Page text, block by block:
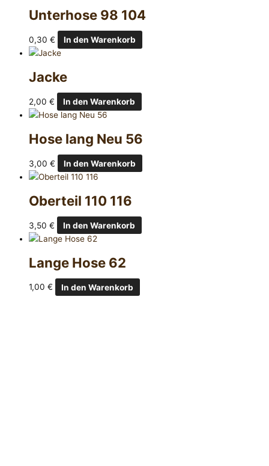
Unterhose 98 104
0,30 € In den Warenkorb
Jacke
2,00 € In den Warenkorb
Hose lang Neu 56
3,00 € In den Warenkorb
Oberteil 110 116
3,50 € In den Warenkorb
Lange Hose 62
1,00 € In den Warenkorb